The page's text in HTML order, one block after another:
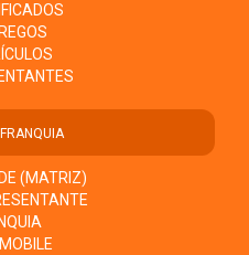
(MATRIZ)